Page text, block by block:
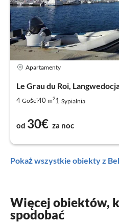
Apartamenty
Le Grau du Roi,
4 Gości40 m21 Sypialnia
od 30€ za noc
Pokaż wszystkie obiekty z
Więcej obiektów,
spodobać